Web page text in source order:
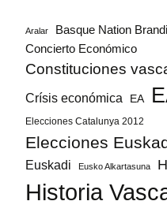
Aralar Basque Nation
Concierto Económico
Constituciones
Crísis económica EA
Elecciones Catalunya 2012
Elecciones
Euskadi Eusko Alkartasuna
Historia